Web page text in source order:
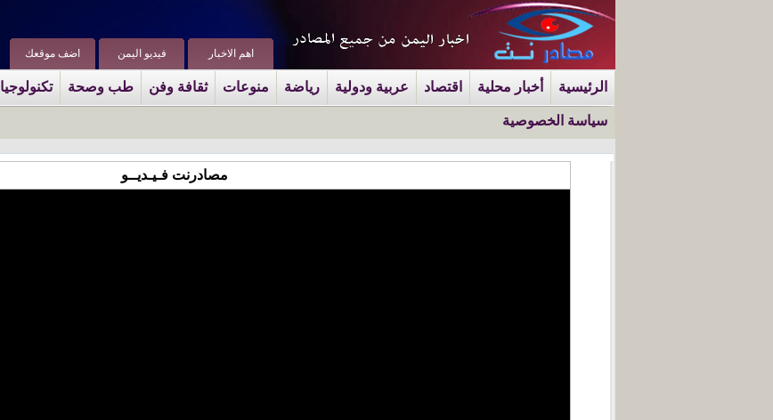
اضف موقعك فيديو اليمن اهم الاخبار
الرئيسية أخبار محلية اقتصاد عربية ودولية رياضة منوعات ثقافة وفن طب وصحة تكنولوجيا
سياسة الخصوصية
مصادرنت فـيـديــو